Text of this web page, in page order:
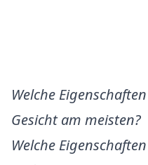
Welche
Gesicht am meisten?
Welche